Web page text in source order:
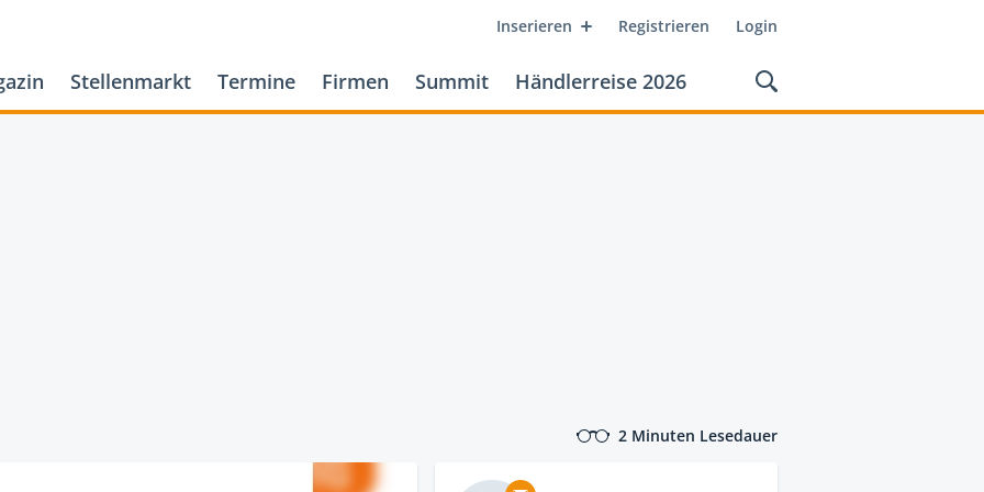
Inserieren Registrieren Login
Stellenmarkt Termine Firmen Summit Händlerreise 2026
2 Minuten Lesedauer